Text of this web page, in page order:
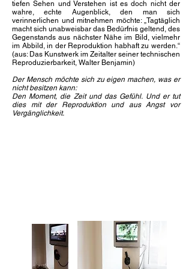
tiefen Sehen und Verstehen ist es doch nicht der
wahre, echte Augenblick, den man sich
verinnerlichen und mitnehmen möchte: „Tagtäglich
macht sich unabweisbar das Bedürfnis geltend, des
Gegenstands aus nächster Nähe im Bild, vielmehr
im Abbild, in der Reproduktion habhaft zu werden.“
(aus: Das Kunstwerk im Zeitalter seiner technischen
Reproduzierbarkeit, Walter Benjamin)
Der Mensch möchte sich zu eigen machen, was er
nicht besitzen kann:
Den Moment, die Zeit und das Gefühl. Und er tut
dies mit der Reproduktion und aus Angst vor
Vergänglichkeit.